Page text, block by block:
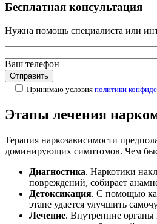
Бесплатная консультация
Нужна помощь специалиста или
Ваш телефон
Принимаю условия политики
Этапы лечения
Терапия наркозависимости
доминирующих симптомов. Чем
Диагностика. Наркотики
повреждений, собирает
Детоксикация. С помощью
этапе удается улучшить
Лечение. Внутренние органы